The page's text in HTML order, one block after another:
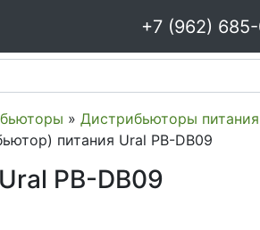
+7 (962)
» Дистрибьюторы питания
питания Ural PB-DB09
PB-DB09